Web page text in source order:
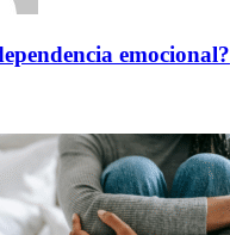
emocional?